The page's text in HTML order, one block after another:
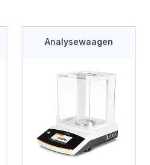
Analysewaagen